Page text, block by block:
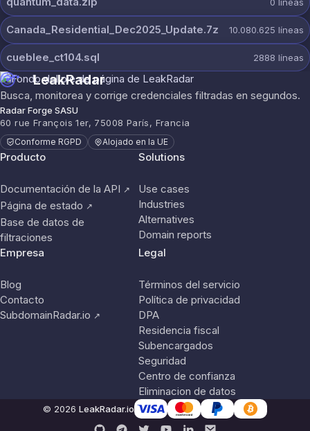
Canada_Residential_Dec2025_Update.7z 10.080.625 líneas
cueblee_ct104.sql 2888 líneas
LeakRadar
Busca, monitorea y corrige credenciales filtradas en segundos.
Radar Forge SASU
60 rue François 1er, 75008 París, Francia
Conforme RGPD Alojado en la UE
Producto
Documentación de la API ↗
Página de estado ↗
Base de datos de
filtraciones
Solutions
Use cases
Industries
Alternatives
Domain reports
Empresa
Blog
Contacto
SubdomainRadar.io ↗
Legal
Términos del servicio
Política de privacidad
DPA
Residencia fiscal
Subencargados
Seguridad
Centro de confianza
Eliminacion de datos
© 2026 LeakRadar.io